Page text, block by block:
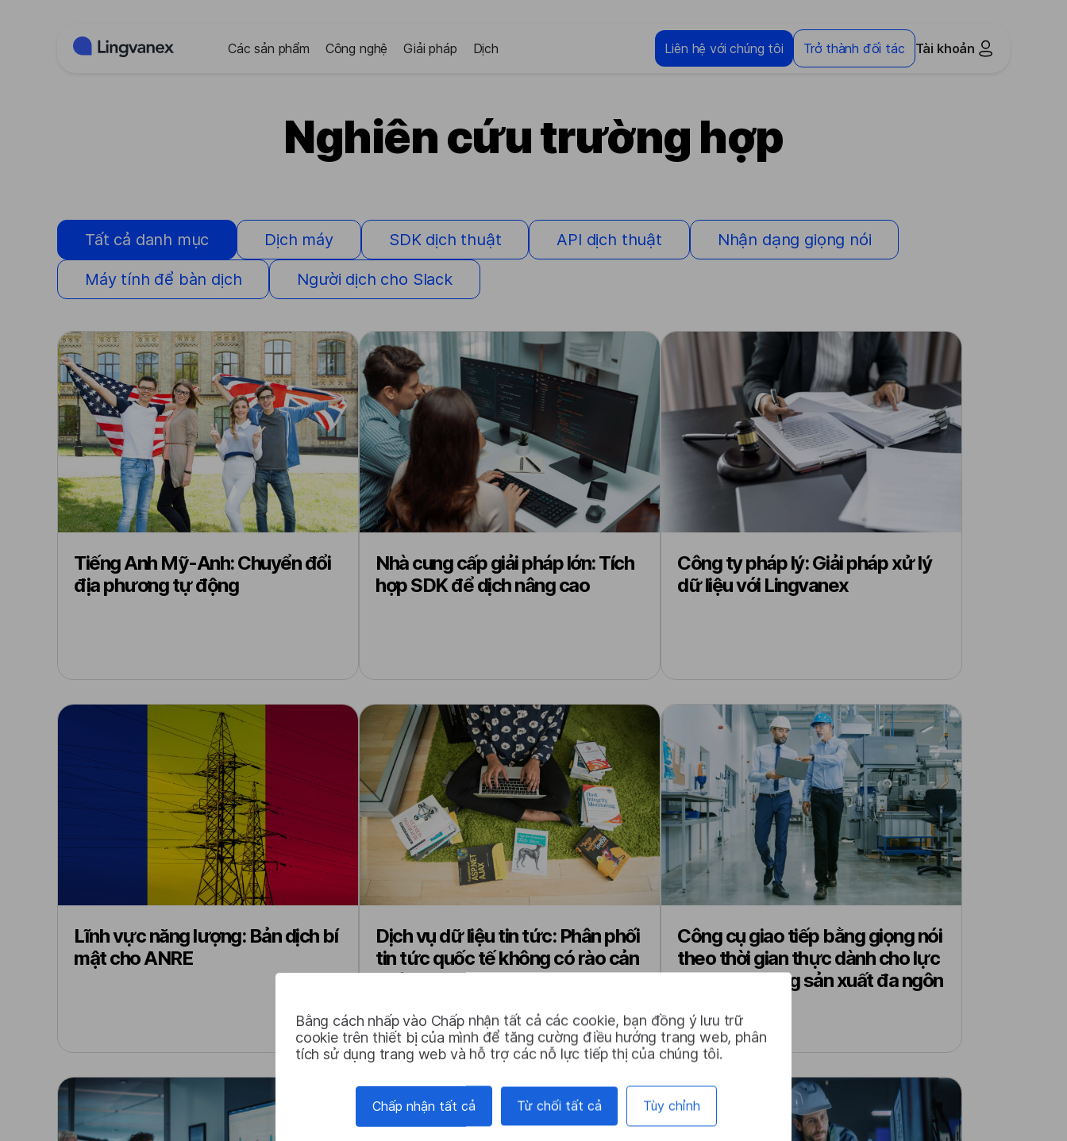
Bằng cách nhấp vào Chấp nhận tất cả các cookie, bạn đồng ý lưu trữ
cookie trên thiết bị của mình để tăng cường điều hướng trang web, phân
tích sử dụng trang web và hỗ trợ các nỗ lực tiếp thị của chúng tôi.
Chấp nhận tất cả Từ chối tất cả Tùy chỉnh
Các sản phẩm Công nghệ Giải pháp Dịch Liên hệ với chúng tôi Trở thành đối tác Tài khoản
Nghiên cứu trường hợp
Tất cả danh mục Dịch máy SDK dịch thuật API dịch thuật Nhận dạng giọng nói
Máy tính để bàn dịch Người dịch cho Slack
Tiếng Anh Mỹ-Anh: Chuyển đổi
địa phương tự động
Nhà cung cấp giải pháp lớn: Tích
hợp SDK để dịch nâng cao
Công ty pháp lý: Giải pháp xử lý
dữ liệu với Lingvanex
Lĩnh vực năng lượng: Bản dịch bí
mật cho ANRE
Dịch vụ dữ liệu tin tức: Phân phối
tin tức quốc tế không có rào cản
ngôn ngữ
Công cụ giao tiếp bằng giọng nói
theo thời gian thực dành cho lực
lượng lao động sản xuất đa ngôn